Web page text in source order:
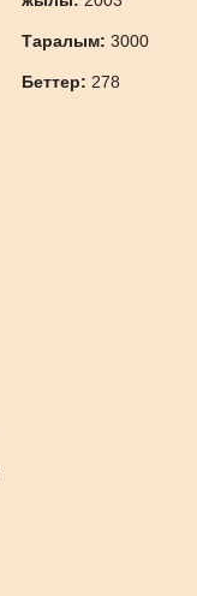
Таралым:3000
Беттер: 278